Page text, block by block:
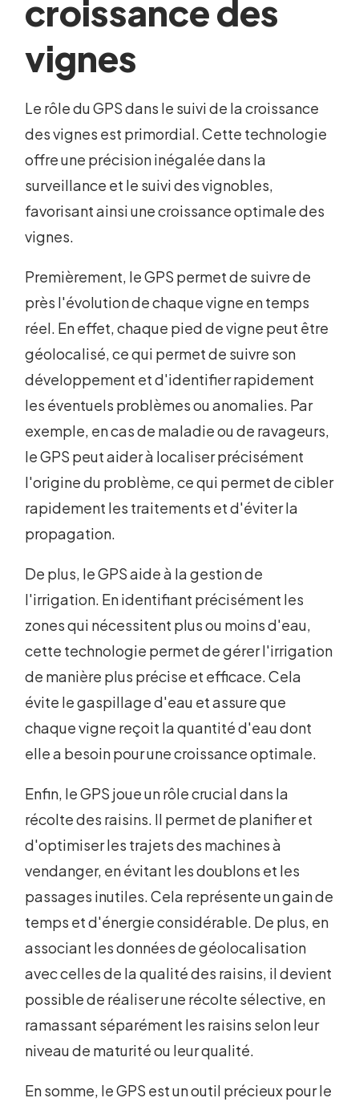
croissance des
vignes
Le rôle du GPS dans le suivi de la croissance
des vignes est primordial. Cette technologie
offre une précision inégalée dans la
surveillance et le suivi des vignobles,
favorisant ainsi une croissance optimale des
vignes.
Premièrement, le GPS permet de suivre de
près l'évolution de chaque vigne en temps
réel. En effet, chaque pied de vigne peut être
géolocalisé, ce qui permet de suivre son
développement et d'identifier rapidement
les éventuels problèmes ou anomalies. Par
exemple, en cas de maladie ou de ravageurs,
le GPS peut aider à localiser précisément
l'origine du problème, ce qui permet de cibler
rapidement les traitements et d'éviter la
propagation.
De plus, le GPS aide à la gestion de
l'irrigation. En identifiant précisément les
zones qui nécessitent plus ou moins d'eau,
cette technologie permet de gérer l'irrigation
de manière plus précise et efficace. Cela
évite le gaspillage d'eau et assure que
chaque vigne reçoit la quantité d'eau dont
elle a besoin pour une croissance optimale.
Enfin, le GPS joue un rôle crucial dans la
récolte des raisins. Il permet de planifier et
d'optimiser les trajets des machines à
vendanger, en évitant les doublons et les
passages inutiles. Cela représente un gain de
temps et d'énergie considérable. De plus, en
associant les données de géolocalisation
avec celles de la qualité des raisins, il devient
possible de réaliser une récolte sélective, en
ramassant séparément les raisins selon leur
niveau de maturité ou leur qualité.
En somme, le GPS est un outil précieux pour le